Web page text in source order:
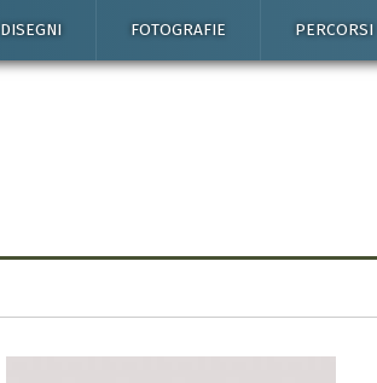
DISEGNI FOTOGRAFIE PERCORSI